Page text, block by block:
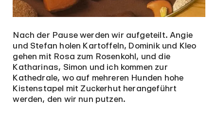
Nach der Pause werden wir aufgeteilt. Angie
und Stefan holen Kartoffeln, Dominik und Kleo
gehen mit Rosa zum Rosenkohl, und die
Katharinas, Simon und ich kommen zur
Kathedrale, wo auf mehreren Hunden hohe
Kistenstapel mit Zuckerhut herangeführt
werden, den wir nun putzen.